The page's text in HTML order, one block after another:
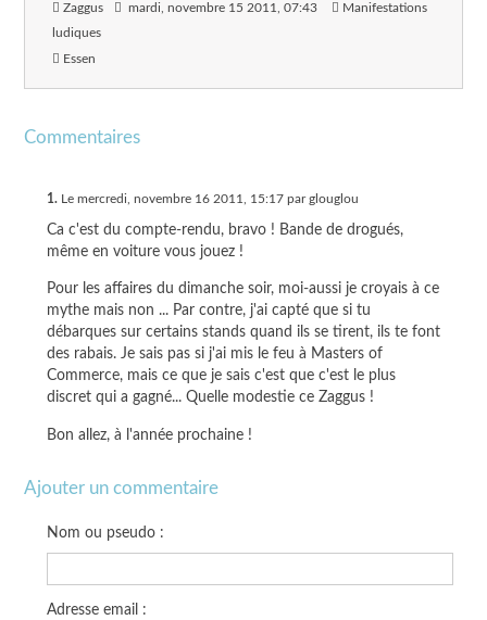
Zaggus mardi, novembre 15 2011 , 07:43 Manifestations
ludiques
Essen
Commentaires
1.Le mercredi, novembre 16 2011, 15:17 par glouglou
Ca c'est du compte-rendu, bravo ! Bande de drogués,
même en voiture vous jouez !
Pour les affaires du dimanche soir, moi-aussi je croyais à ce
mythe mais non ... Par contre, j'ai capté que si tu
débarques sur certains stands quand ils se tirent, ils te font
des rabais. Je sais pas si j'ai mis le feu à Masters of
Commerce, mais ce que je sais c'est que c'est le plus
discret qui a gagné... Quelle modestie ce Zaggus !
Bon allez, à l'année prochaine !
Ajouter un commentaire
Nom ou pseudo :
Adresse email :